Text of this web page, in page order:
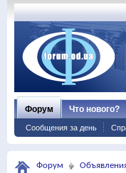
Форум
Сообщения за день
Что нового?
Форум